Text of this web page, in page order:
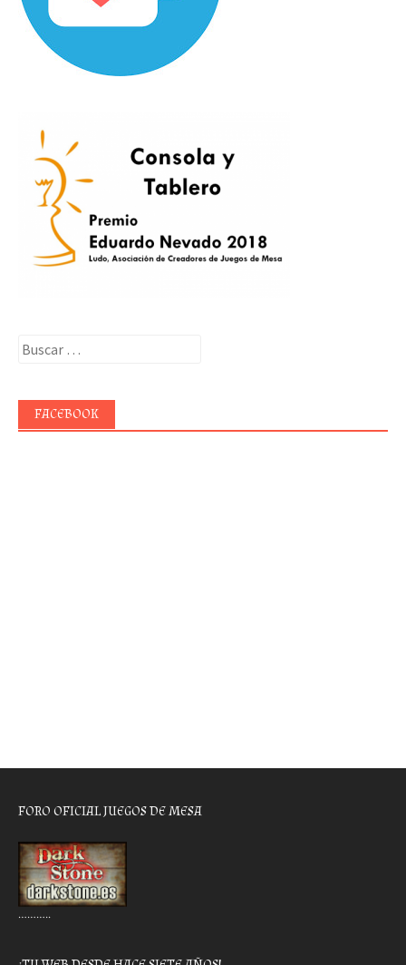
Buscar:
FACEBOOK
FORO OFICIAL JUEGOS DE MESA
………..